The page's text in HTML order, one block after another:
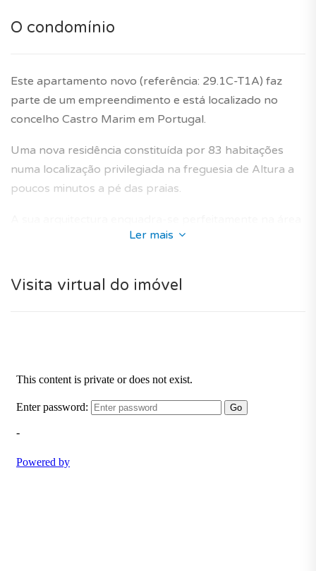
O condomínio
Este apartamento novo (referência: 29.1C-T1A) faz
parte de um empreendimento e está localizado no
concelho Castro Marim em Portugal.
Uma nova residência constituída por 83 habitações
numa localização privilegiada na freguesia de Altura a
poucos minutos a pé das praias.
envolvente e oferece apartamentos novos concebidos
futuros proprietários.
e condomínio privado com estacionamento. E uma
magnífica piscina no condomínio.
Terá acesso a numerosos locais de interesse nas
marina, aeroporto, praia, escolas e clube de ténis).
Ler mais
Visita virtual do imóvel